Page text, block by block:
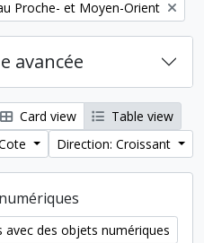
Proche- et Moyen-Orient
avancée
Card view
Table view
Direction: Croissant
avec des objets numériques